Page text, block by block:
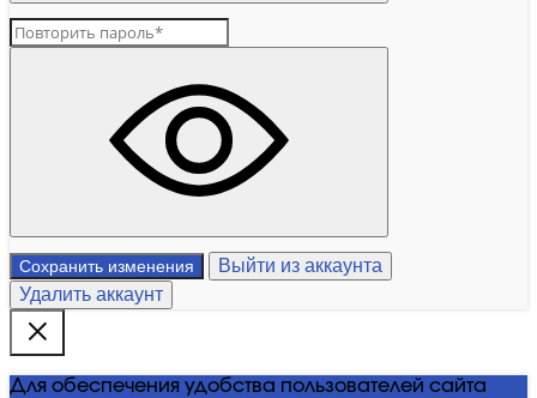
Сохранить изменения
Выйти из аккаунта
Удалить аккаунт
Для обеспечения удобства пользователей сайта